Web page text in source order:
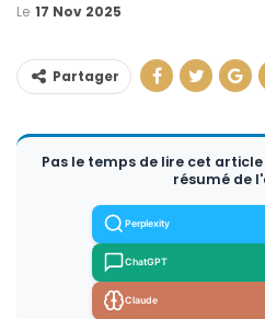
Le 17 Nov 2025
Partager
Pas le temps de lire cet
résumé de
Perplexity
ChatGPT
Claude